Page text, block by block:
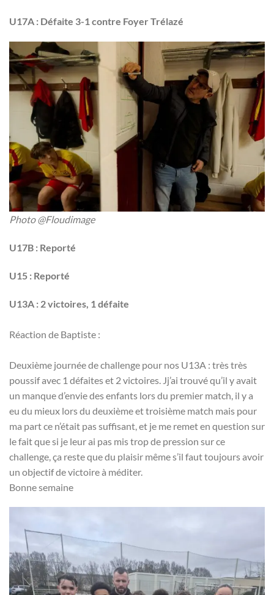
U17A : Défaite 3-1 contre Foyer Trélazé
Photo @Floudimage
U17B : Reporté
U15 : Reporté
U13A : 2 victoires, 1 défaite
Réaction de Baptiste :
Deuxième journée de challenge pour nos U13A : très très
poussif avec 1 défaites et 2 victoires. Jj’ai trouvé qu’il y avait
un manque d’envie des enfants lors du premier match, il y a
eu du mieux lors du deuxième et troisième match mais pour
ma part ce n’était pas suffisant, et je me remet en question sur
le fait que si je leur ai pas mis trop de pression sur ce
challenge, ça reste que du plaisir même s’il faut toujours avoir
un objectif de victoire à méditer.
Bonne semaine